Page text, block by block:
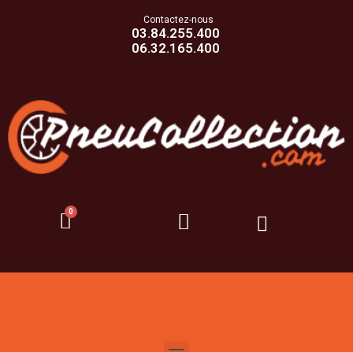
Contactez-nous
03.84.255.400
06.32.165.400